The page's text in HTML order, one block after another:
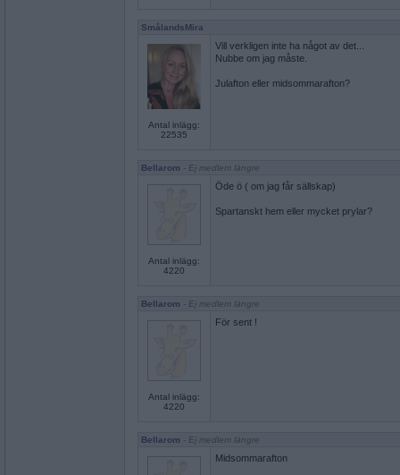
SmålandsMira
Antal inlägg:
22535
Vill verkligen inte ha något av det...
Nubbe om jag måste.
Julafton eller midsommarafton?
Bellarom - Ej medlem längre
Antal inlägg:
4220
Öde ö ( om jag får sällskap)
Spartanskt hem eller mycket prylar?
Bellarom - Ej medlem längre
Antal inlägg:
4220
För sent !
Bellarom - Ej medlem längre
Midsommarafton